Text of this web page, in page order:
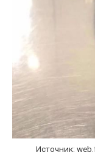
Источник: